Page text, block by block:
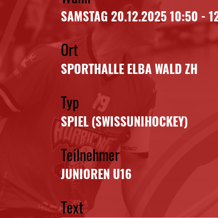
SAMSTAG 20.12.2025 10:50 -
Ort
SPORTHALLE ELBA WALD ZH
Typ
SPIEL (SWISSUNIHOCKEY)
Teilnehmer
JUNIOREN U16
Text